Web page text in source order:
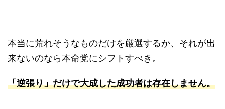
本当に荒れそうなものだけを厳選するか、それが出
来ないのなら本命党にシフトすべき。
「逆張り」だけで大成した成功者は存在しません。